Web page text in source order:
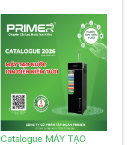
Catalogue MÁY TẠO